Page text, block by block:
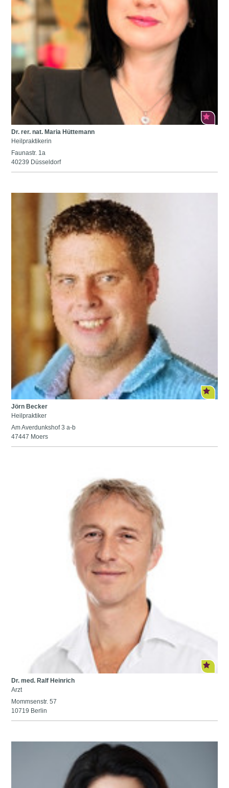
Dr. rer. nat. Maria Hüttemann
Heilpraktikerin
Faunastr. 1a
40239 Düsseldorf
Jörn Becker
Heilpraktiker
Am Averdunkshof 3 a-b
47447 Moers
Dr. med. Ralf Heinrich
Arzt
Mommsenstr. 57
10719 Berlin